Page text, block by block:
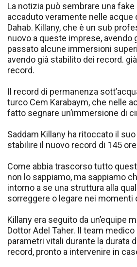
La notizia può sembrare una
accaduto veramente nelle acque
Dahab. Killany, che è un sub
nuovo a queste imprese, avendo
passato alcune immersioni
avendo già stabilito dei record.
record.
Il record di permanenza
turco Cem Karabaym, che nelle
fatto segnare un’immersione di
Saddam Killany ha ritoccato il
stabilire il nuovo record di 145
Come abbia trascorso tutto
non lo sappiamo, ma sappiamo
intorno a se una struttura alla
sorreggere o legare nei momenti
Killany era seguito da un’equipe
Dottor Adel Taher. Il team
parametri vitali durante la durata
record, pronto a intervenire in